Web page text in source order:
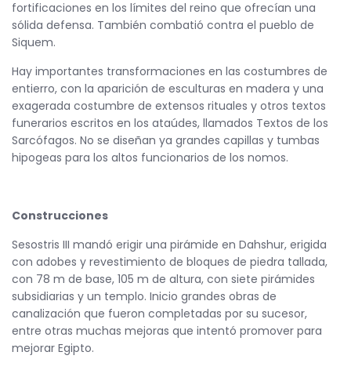
fortificaciones en los límites del reino que ofrecían una
sólida defensa. También combatió contra el pueblo de
Siquem.
Hay importantes transformaciones en las costumbres de
entierro, con la aparición de esculturas en madera y una
exagerada costumbre de extensos rituales y otros textos
funerarios escritos en los ataúdes, llamados Textos de los
Sarcófagos. No se diseñan ya grandes capillas y tumbas
hipogeas para los altos funcionarios de los nomos.
Construcciones
Sesostris III mandó erigir una pirámide en Dahshur, erigida
con adobes y revestimiento de bloques de piedra tallada,
con 78 m de base, 105 m de altura, con siete pirámides
subsidiarias y un templo. Inicio grandes obras de
canalización que fueron completadas por su sucesor,
entre otras muchas mejoras que intentó promover para
mejorar Egipto.